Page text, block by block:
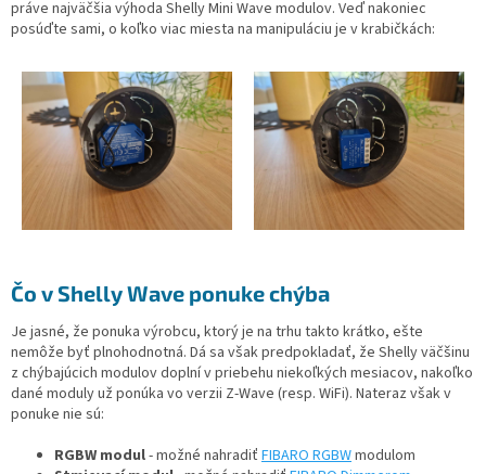
práve najväčšia výhoda Shelly Mini Wave modulov. Veď nakoniec
posúďte sami, o koľko viac miesta na manipuláciu je v krabičkách:
Čo v Shelly Wave ponuke chýba
Je jasné, že ponuka výrobcu, ktorý je na trhu takto krátko, ešte
nemôže byť plnohodnotná. Dá sa však predpokladať, že Shelly väčšinu
z chýbajúcich modulov doplní v priebehu niekoľkých mesiacov, nakoľko
dané moduly už ponúka vo verzii Z-Wave (resp. WiFi). Nateraz však v
ponuke nie sú:
RGBW modul- možné nahradiť FIBARO RGBWmodulom